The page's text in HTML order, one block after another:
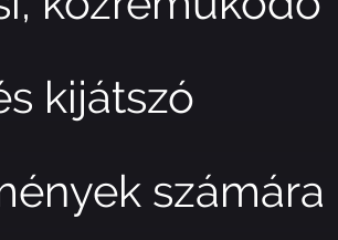
kijátszó
számára